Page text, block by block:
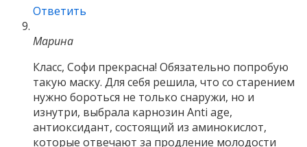
Ответить
Марина
Класс, Софи прекрасна! Обязательно попробую
такую маску. Для себя решила, что со старением
нужно бороться не только снаружи, но и
изнутри, выбрала карнозин Anti age,
антиоксидант, состоящий из аминокислот,
которые отвечают за продление молодости